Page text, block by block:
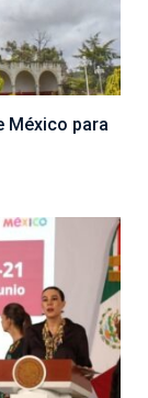
México para